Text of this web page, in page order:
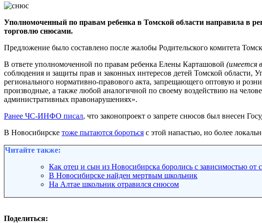
Уполномоченный по правам ребенка в Томской области направила в
торговлю снюсами.
Предложение было составлено после жалобы Родительского комитета
В ответе уполномоченной по правам ребенка Елены Карташовой (имеется
соблюдения и защиты прав и законных интересов детей Томской
регионального нормативно-правового акта, запрещающего оптовую и
производные, а также любой аналогичной по своему воздействию на
административных правонарушениях».
Ранее ЧС-ИНФО писал, что законопроект о запрете снюсов был внесен
В Новосибирске тоже пытаются бороться с этой напастью, но более
Читайте также:
Как отец и сын из Новосибирска боролись с зависимостью от
В Новосибирске найден мертвым школьник
На Алтае школьник отравился снюсом
Поделиться: